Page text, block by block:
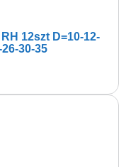
12szt D=10-12-
30-35